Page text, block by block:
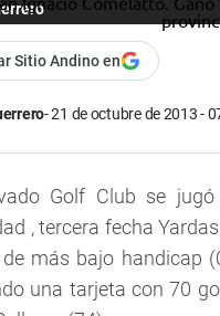
Sitio Andino en
21 de octubre de 2013 -
Golf Club se
, tercera fecha
más bajo handicap
una tarjeta con 70